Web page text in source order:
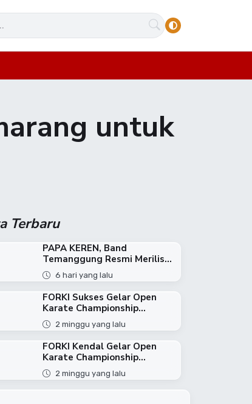
untuk
Terbaru
PAPA KEREN, Band
Temanggung Resmi Merilis...
6 hari yang lalu
FORKI Sukses Gelar Open
Karate Championship...
2 minggu yang lalu
FORKI Kendal Gelar Open
Karate Championship...
2 minggu yang lalu